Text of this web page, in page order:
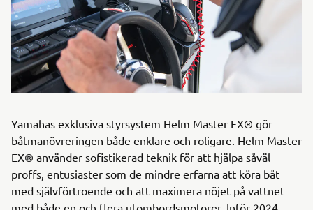
Yamahas exklusiva styrsystem Helm Master EX® gör
båtmanövreringen både enklare och roligare. Helm Master
EX® använder sofistikerad teknik för att hjälpa såväl
proffs, entusiaster som de mindre erfarna att köra båt
med självförtroende och att maximera nöjet på vattnet